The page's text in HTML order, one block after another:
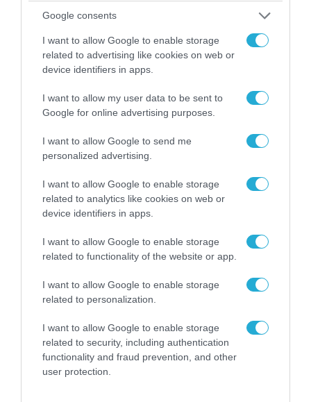
Google consents
I want to allow Google to enable storage
related to advertising like cookies on web or
device identifiers in apps.
I want to allow my user data to be sent to
Google for online advertising purposes.
I want to allow Google to send me
personalized advertising.
I want to allow Google to enable storage
related to analytics like cookies on web or
device identifiers in apps.
I want to allow Google to enable storage
related to functionality of the website or app.
I want to allow Google to enable storage
related to personalization.
I want to allow Google to enable storage
related to security, including authentication
functionality and fraud prevention, and other
user protection.
07.08.2026 | 20:02
Ο Γιάννης Αλαφούζος «τέλειωσε» τον
Κωνσταντίνο Ζούλα από τον ΣΚΑΪ – Ο λόγος της
απομάκρυνσής του
06.08.2026 | 14:02
«Επιχείρηση ελεύθερα πεζοδρόμια» στην
Αθήνα: Απομακρύνθηκαν παράνομα